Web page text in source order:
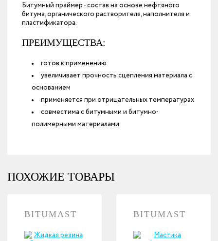
Битумный праймер - состав на основе нефтяного
битума, органического растворителя, наполнителя и
пластификатора.
ПРЕИМУЩЕСТВА:
готов к применению
увеличивает прочность сцепления материала с
основанием
применяется при отрицательных температурах
совместима с битумными и битумно-
полимерными материалами
ПОХОЖИЕ ТОВАРЫ
BITUMAST BITUMAST